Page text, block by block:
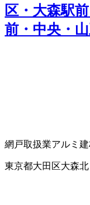
区・大森駅
前・中央・
網戸取扱業アルミ
東京都大田区大森